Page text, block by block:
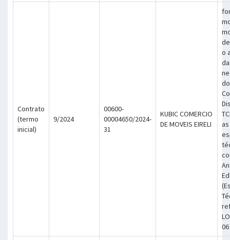
Contrato
(termo
inicial)
9/2024
00600-
00004650/2024-
31
KUBIC COMERCIO
DE MOVEIS EIRELI
o
as
06